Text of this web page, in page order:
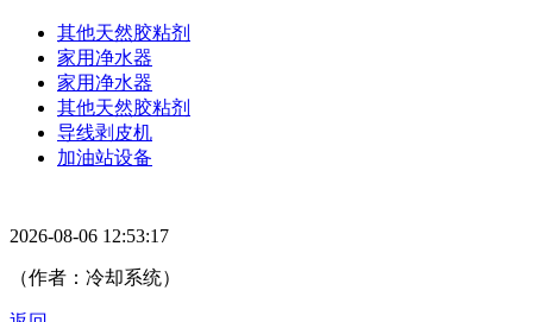
其他天然胶粘剂
家用净水器
家用净水器
其他天然胶粘剂
导线剥皮机
加油站设备
2026-08-06 12:53:17
（作者：冷却系统）